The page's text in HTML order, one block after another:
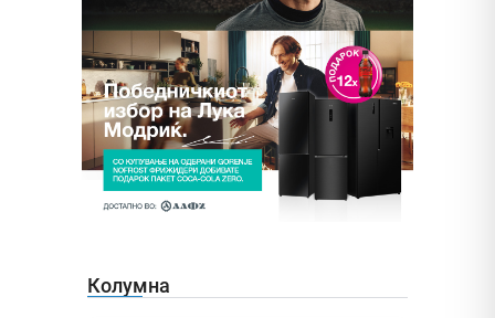
Колумна